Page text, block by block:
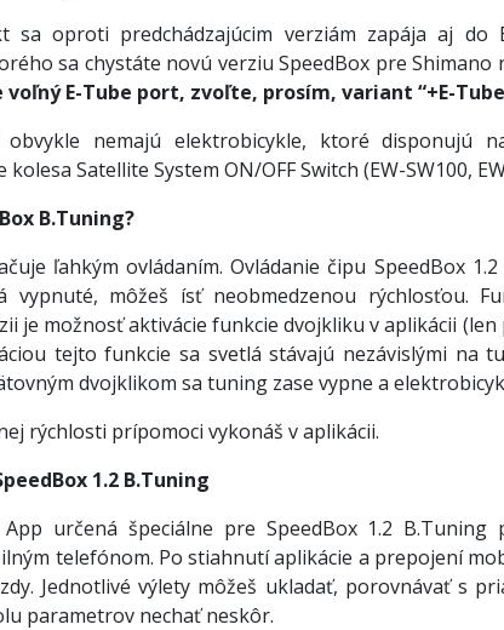
sa oproti predchádzajúcim verziám zapája aj
sa chystáte novú verziu SpeedBox pre
E-Tube port, zvoľte, prosím, variant “+E-
nemajú elektrobicykle, ktoré disponujú
Satellite System ON/OFF Switch (EW-SW100,
B.Tuning?
ľahkým ovládaním. Ovládanie čipu SpeedBox
vypnuté, môžeš ísť neobmedzenou rýchlosťou.
je možnosť aktivácie funkcie dvojkliku v aplikácii
tejto funkcie sa svetlá stávajú nezávislými
dvojklikom sa tuning zase vypne a
rýchlosti prípomoci vykonáš v aplikácii.
1.2 B.Tuning
App určená špeciálne pre SpeedBox 1.2
telefónom. Po stiahnutí aplikácie a prepojení
Jednotlivé výlety môžeš ukladať, porovnávať s
parametrov nechať neskôr.